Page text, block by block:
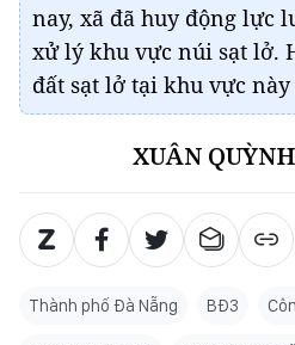
nay, xã đã huy động lực
xử lý khu vực núi sạt lở.
đất sạt lở tại khu vực này
XUÂN
Thành phố Đà Nẵng BĐ3